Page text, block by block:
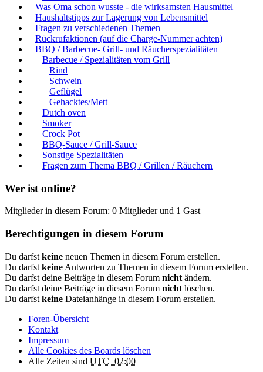
Was Oma schon wusste - die wirksamsten Hausmittel
Haushaltstipps zur Lagerung von Lebensmittel
Fragen zu verschiedenen Themen
Rückrufaktionen (auf die Charge-Nummer achten)
BBQ / Barbecue- Grill- und Räucherspezialitäten
Barbecue / Spezialitäten vom Grill
Rind
Schwein
Geflügel
Gehacktes/Mett
Dutch oven
Smoker
Crock Pot
BBQ-Sauce / Grill-Sauce
Sonstige Spezialitäten
Fragen zum Thema BBQ / Grillen / Räuchern
Wer ist online?
Mitglieder in diesem Forum: 0 Mitglieder und 1 Gast
Berechtigungen in diesem Forum
Du darfst keine neuen Themen in diesem Forum erstellen.
Du darfst keine Antworten zu Themen in diesem Forum erstellen.
Du darfst deine Beiträge in diesem Forum nicht ändern.
Du darfst deine Beiträge in diesem Forum nicht löschen.
Du darfst keine Dateianhänge in diesem Forum erstellen.
Foren-Übersicht
Kontakt
Impressum
Alle Cookies des Boards löschen
Alle Zeiten sind UTC+02:00